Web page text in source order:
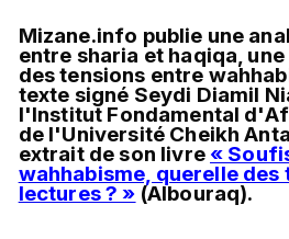
Mizane.info publie une
entre sharia et haqiqa,
des tensions entre
texte signé Seydi Diamil
l'Institut Fondamental
de l'Université Cheikh
extrait de son livre «
wahhabisme, querelle des
lectures ? » (Albouraq).